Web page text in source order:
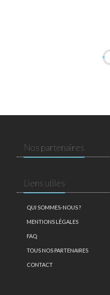
Nos partenaires
Liens utiles
QUI SOMMES-NOUS ?
MENTIONS LÉGALES
FAQ
TOUS NOS PARTENAIRES
CONTACT